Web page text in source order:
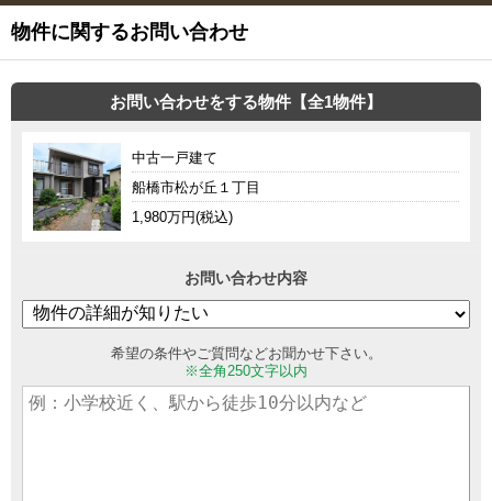
物件に関するお問い合わせ
お問い合わせをする物件【全1物件】
中古一戸建て
船橋市松が丘１丁目
1,980万円(税込)
お問い合わせ内容
希望の条件やご質問などお聞かせ下さい。
※全角250文字以内